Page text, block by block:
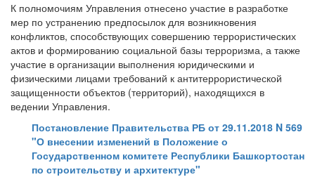
К полномочиям Управления отнесено участие в разработке
мер по устранению предпосылок для возникновения
конфликтов, способствующих совершению террористических
актов и формированию социальной базы терроризма, а также
участие в организации выполнения юридическими и
физическими лицами требований к антитеррористической
защищенности объектов (территорий), находящихся в
ведении Управления.
Постановление Правительства РБ от 29.11.2018 N 569
"О внесении изменений в Положение о
Государственном комитете Республики Башкортостан
по строительству и архитектуре"